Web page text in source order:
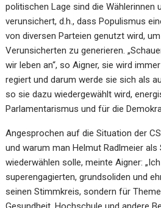
politischen Lage sind die Wählerinnen
verunsichert, d.h., dass Populismus
von diversen Parteien genutzt wird,
Verunsicherten zu generieren.
wir leben an“, so Aigner, sie wird
regiert und darum werde sie sich als
so sie dazu wiedergewählt wird,
Parlamentarismus und für die
Angesprochen auf die Situation der
und warum man Helmut Radlmeier
wiederwählen solle, meinte Aigner:
superengagierten, grundsoliden und
seinen Stimmkreis, sondern für